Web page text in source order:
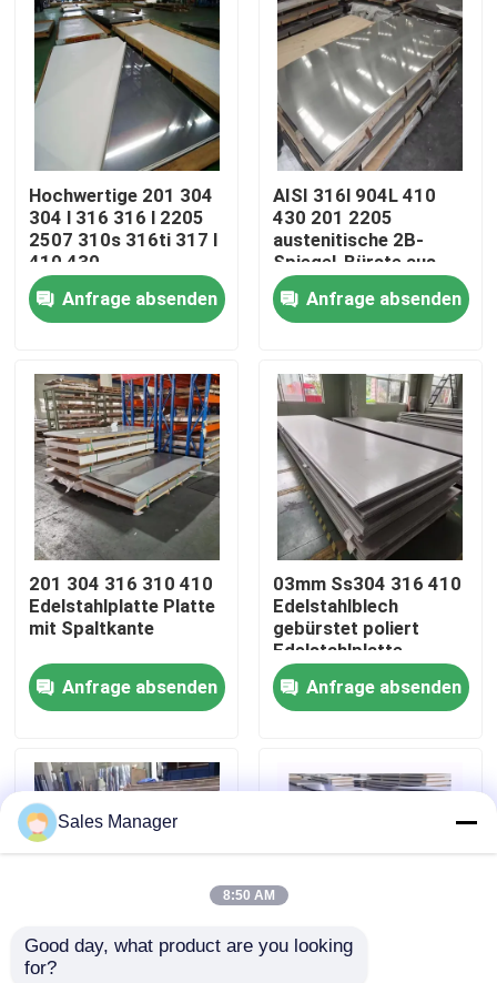
Produkte
Videos
Über uns
Fabrik Tour
Qualitätskontrolle
Kontakt
Nachrichten
Referenzen
Hochwertige 201 304
304 l 316 316 l 2205
2507 310s 316ti 317 l
410 430
Edelstahlplatte
Anfrage absenden
AISI 316l 904L 410
430 201 2205
austenitische 2B-
Spiegel-Bürste aus
Edelstahl
Anfrage absenden
201 304 316 310 410
Edelstahlplatte Platte
mit Spaltkante
Anfrage absenden
03mm Ss304 316 410
Edelstahlblech
gebürstet poliert
Edelstahlplatte
Anfrage absenden
Beschaffenheit aus
Sales Manager
8:50 AM
Good day, what product are you looking
for?